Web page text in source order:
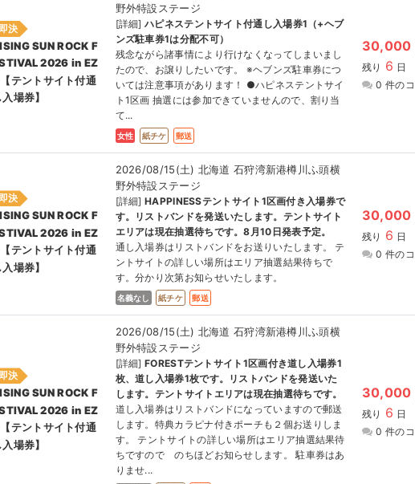
決
SUN ROCK F
2026 in EZ
テントサイト付通
⼊場券】
野外特設ステージ
[詳細]ハピネステントサイト付通し入場券1（+ヘブ
ンズ駐車券1は分配不可）
残念ながら諸事情により行けなくなってしまいまし
たので、お譲りしたいです。 ※ヘブンズ駐車券につ
いては注意事項があります！ ●ハピネステントサイ
ト1区画 抽選には参加できていませんので、割り当
て...
女性 紙チケ 郵送
30,000
残り 6 日
0 件の
決
SUN ROCK F
2026 in EZ
テントサイト付通
⼊場券】
2026/08/15(土) 北海道 石狩湾新港樽川ふ頭横
野外特設ステージ
[詳細]HAPPINESSテントサイト1区画付き入場券で
す。リストバンドを発送いたします。テントサイト
エリアは現在抽選待ちです。8月10日発表予定。
通し入場券はリストバンドをお送りいたします。 テ
ントサイトの詳しい場所はエリア抽選結果待ちで
す。分かり次第お知らせいたします。
名義なし 紙チケ 郵送
30,000
残り 6 日
0 件の
決
SUN ROCK F
2026 in EZ
テントサイト付通
⼊場券】
2026/08/15(土) 北海道 石狩湾新港樽川ふ頭横
野外特設ステージ
[詳細]FORESTテントサイト1区画付き道し入場券1
枚、道し入場券1枚です。リストバンドを発送いた
します。テントサイトエリアは現在抽選待ちです。
道し入場券はリストバンドになっていますので郵送
します。特典カラピナ付きポーチも２個お送りしま
す。 テントサイトの詳しい場所はエリア抽選結果待
ちですので のちほどお知らせします。 駐車券はあ
りませ...
30,000
残り 6 日
0 件の